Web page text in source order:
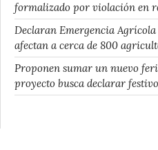
formalizado por violación en
Declaran Emergencia
afectan a cerca de 800
Proponen sumar un nuevo
proyecto busca declarar